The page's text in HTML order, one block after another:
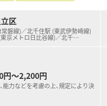
区
磐線)／北千住駅 (東武伊勢崎線)
京メトロ日比谷線)／北千…
円～2,200円
能力などを考慮の上、規定により決